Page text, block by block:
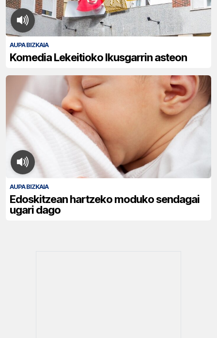
AUPA BIZKAIA
Komedia Lekeitioko Ikusgarrin asteon
AUPA BIZKAIA
Edoskitzean hartzeko moduko sendagai
ugari dago